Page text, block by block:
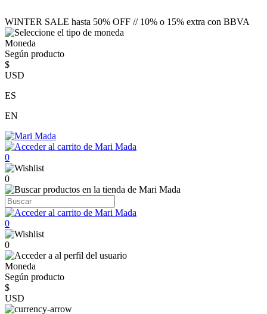
WINTER SALE hasta 50% OFF // 10% o 15% extra con BBVA
Moneda
Según producto
$
USD
ES
EN
0
0
0
0
Moneda
Según producto
$
USD